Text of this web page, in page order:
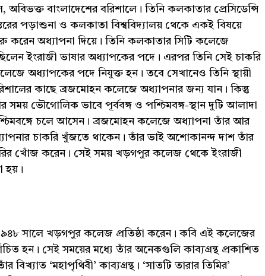
বাংলাদেশের বরিশালে। তিনি কলকাতার প্রেসিডেন্সি
পড়াশুনা ও কলকাতা বিশ্ববিদ্যালয় থেকে একই বিষয়ে
করেন অধ্যাপনা দিয়ে। তিনি কলকাতার সিটি কলেজে
ইংরাজী ভাষার অধ্যাপকের পদে। এরপর তিনি সেই চাকরি
অধ্যাপকের পদে নিযুক্ত হন। তবে সেখানেও তিনি স্থায়ী
কাছে ব্রজমোহন কলেজে অধ্যাপনার জন্য যান। কিন্তু
সময় ভৌগোলিক ভাবে পূর্ববঙ্গ ও পশ্চিমবঙ্গ-স্থান দুটি আলাদা
চলে আসেন। ব্রজমোহন কলেজে অধ্যাপনা তাঁর আর
চাকরি খুঁজতে থাকেন। তাঁর ভাই অশোকানন্দ দাশ তাঁর
খোঁজ করেন। সেই সময় খড়গপুর কলেজ থেকে ইংরাজী
হয়।
সালে খড়গপুর কলেজ প্রতিষ্ঠা করেন। কবি এই কলেজের
হন। সেই সময়ের মধ্যে তাঁর অনেকগুলি কাব্যগ্রন্থ প্রকাশিত
‘মহাপৃথিবী’ কাব্যগ্রন্থ। ‘সাতটি তারার তিমির’